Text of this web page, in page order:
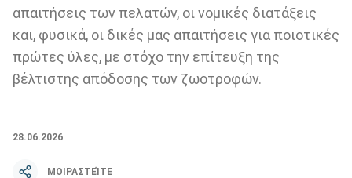
28.06.2026
ΜΟΙΡΑΣΤΕΊΤΕ
απαιτήσεις των πελατών, οι νομικές διατάξεις
και, φυσικά, οι δικές μας απαιτήσεις για ποιοτικές
πρώτες ύλες, με στόχο την επίτευξη της
βέλτιστης απόδοσης των ζωοτροφών.